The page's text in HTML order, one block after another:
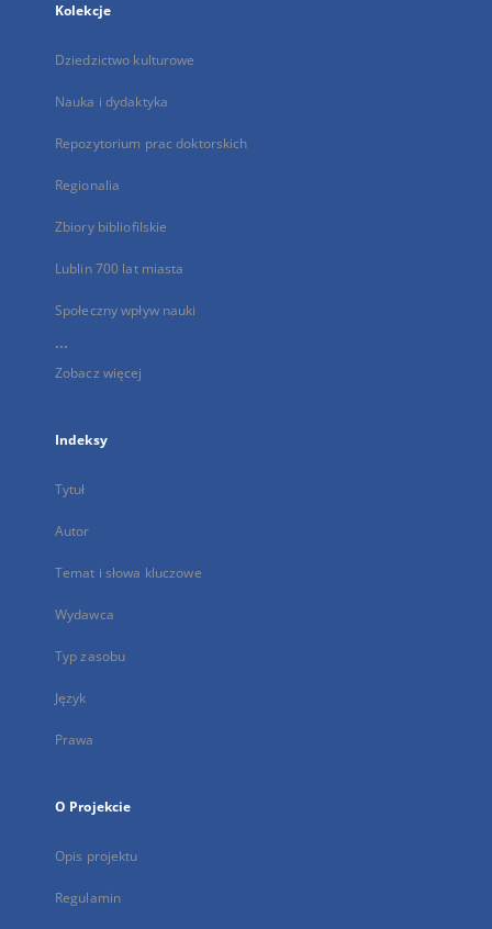
Kolekcje
Dziedzictwo kulturowe
Nauka i dydaktyka
Repozytorium prac doktorskich
Regionalia
Zbiory bibliofilskie
Lublin 700 lat miasta
Społeczny wpływ nauki
...
Zobacz więcej
Indeksy
Tytuł
Autor
Temat i słowa kluczowe
Wydawca
Typ zasobu
Język
Prawa
O Projekcie
Opis projektu
Regulamin